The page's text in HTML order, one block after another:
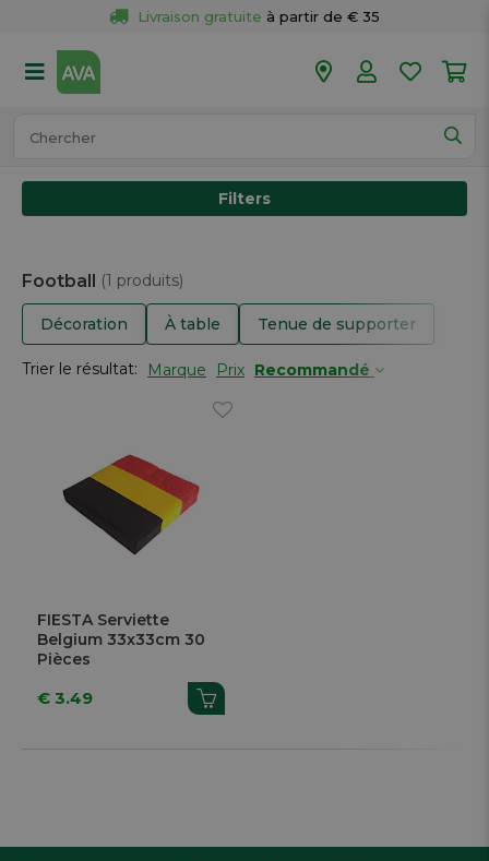
Livraison gratuite à partir de € 35
50 magasins
Filters
Football (1 produits)
Décoration À table Tenue de supporter
Trier le résultat: Marque Prix Recommandé
FIESTA Serviette
Belgium 33x33cm 30
Pièces
€ 3.49